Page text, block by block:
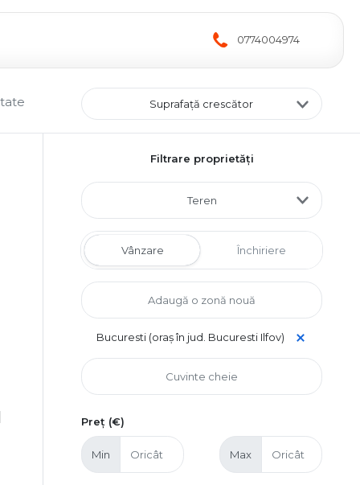
0774004974
Suprafață crescător
Filtrare proprietăți
Teren
Vânzare Închiriere
Bucuresti (oraș în jud. Bucuresti Ilfov)
Preț (€)
Min Max